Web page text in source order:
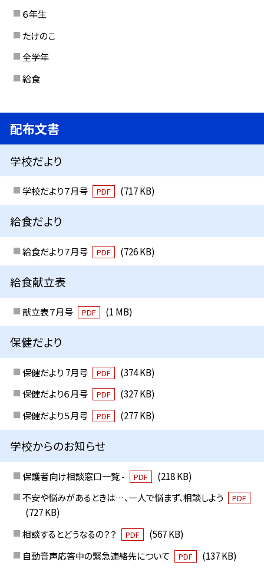
６年生
たけのこ
全学年
給食
配布文書
学校だより
学校だより７月号 PDF (717 KB)
給食だより
給食だより７月号 PDF (726 KB)
給食献立表
献立表７月号 PDF (1 MB)
保健だより
保健だより 7月号 PDF
(374 KB)
保健だより６月号
PDF
(327 KB)
保健だより５月号
PDF (277 KB)
学校からのお知らせ
保護者向け相談窓口一覧 - PDF
(218 KB)
不安や悩みがあるときは…、一人で悩まず、相談しよう
PDF
(727 KB)
相談するとどうなるの？？
PDF
(567 KB)
自動音声応答中の緊急連絡先について
PDF (137 KB)